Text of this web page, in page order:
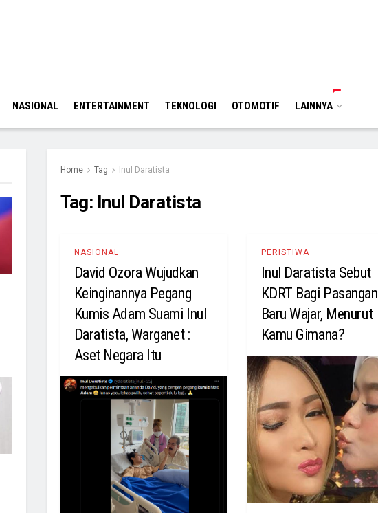
NASIONAL ENTERTAINMENT TEKNOLOGI OTOMOTIF LAINNYA
Home Tag Inul Daratista
Tag: Inul Daratista
NASIONAL
David Ozora Wujudkan
Keinginannya Pegang
Kumis Adam Suami Inul
Daratista, Warganet :
Aset Negara Itu
PERISTIWA
Inul Daratista Sebut
KDRT Bagi Pasangan
Baru Wajar, Menurut
Kamu Gimana?